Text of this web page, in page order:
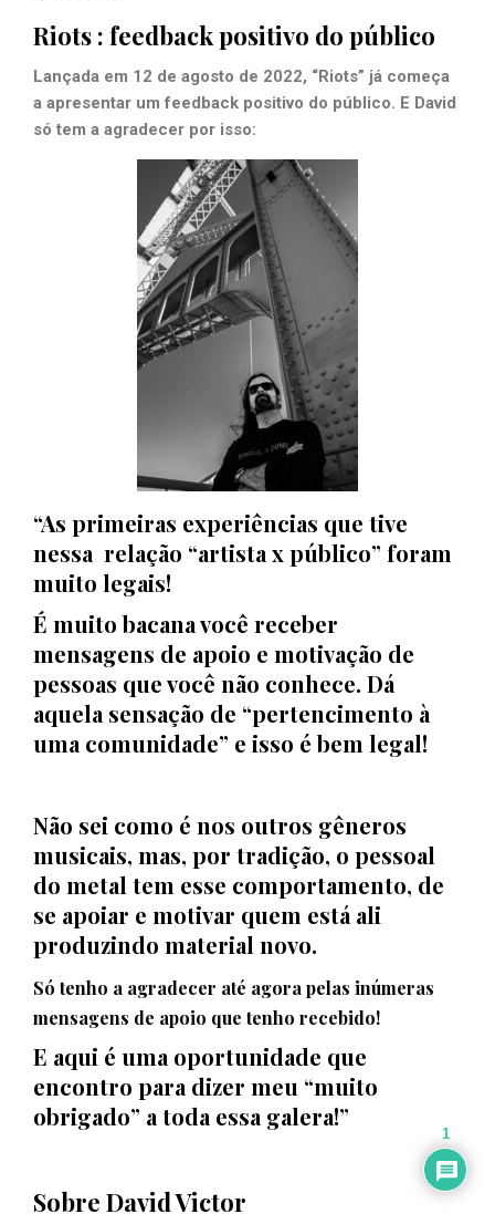
Riots : feedback positivo do público
Lançada em 12 de agosto de 2022, “Riots” já começa
a apresentar um feedback positivo do público. E David
só tem a agradecer por isso:
“As primeiras experiências que tive
nessa relação “artista x público” foram
muito legais!
É muito bacana você receber
mensagens de apoio e motivação de
pessoas que você não conhece. Dá
aquela sensação de “pertencimento à
uma comunidade” e isso é bem legal!
Não sei como é nos outros gêneros
musicais, mas, por tradição, o pessoal
do metal tem esse comportamento, de
se apoiar e motivar quem está ali
produzindo material novo.
Só tenho a agradecer até agora pelas inúmeras
mensagens de apoio que tenho recebido!
E aqui é uma oportunidade que
encontro para dizer meu “muito
obrigado” a toda essa galera!”
Sobre David Victor
1